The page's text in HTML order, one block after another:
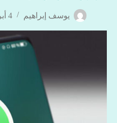
يوسف إبراهيم 4 أبريل, 2025